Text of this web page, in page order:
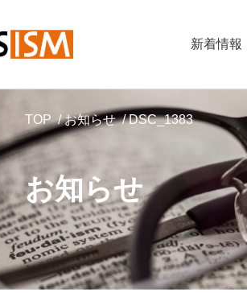
新着情報
お知らせ
TOP お知らせ DSC_1383